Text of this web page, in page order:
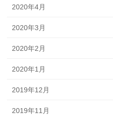
2020年4月
2020年3月
2020年2月
2020年1月
2019年12月
2019年11月